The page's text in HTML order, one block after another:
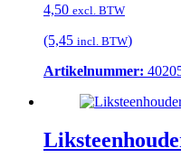
4,50 excl. BTW
(5,45 incl. BTW)
Artikelnummer: